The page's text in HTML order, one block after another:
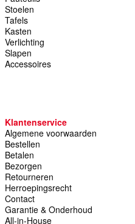
Stoelen
Tafels
Kasten
Verlichting
Slapen
Accessoires
Klantenservice
Algemene voorwaarden
Bestellen
Betalen
Bezorgen
Retourneren
Herroepingsrecht
Contact
Garantie & Onderhoud
All-in-House